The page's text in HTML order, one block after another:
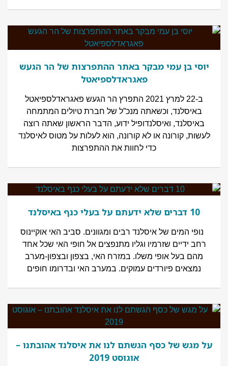
יוסי בן עמי מבקר באתר ההתפרצות של הר הגעש
פאגראדלספיאטל
ב-22 למרץ 2021 התפרץ הר הגעש פאגראדלספיאטל
באיסלנד, וכשאתה מנכ”ל של חברת טיולים המתמחה
באיסלנד, ואיסלנדופיל ידוע, הדבר הראשון שאתה רוצה
לעשות, קורונה או לא קורונה, הוא לעלות על מטוס לאיסלנד
כדי לחוות את ההתפרצות
10 דברים שלא ידעתם על בעלי כנף באיסלנד
נופי המים של איסלנד רבים ומגוונים. סביב האי אוקיינוס
רחב ידיים שזרמיו וגליו מתנפצים אל חופי האי שכל אחד
מהם בעל אופי משלו. במזרח האי, בצפון ובצפון-מערב
נמצאים פיורדים עמוקים. במערב האי ובדרומו חופים
על מגש של כסף הגשתם לנו את איסלנד אהובתנו –
אוגוסט 2019